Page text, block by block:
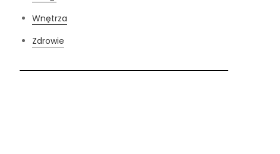
Wnętrza
Zdrowie